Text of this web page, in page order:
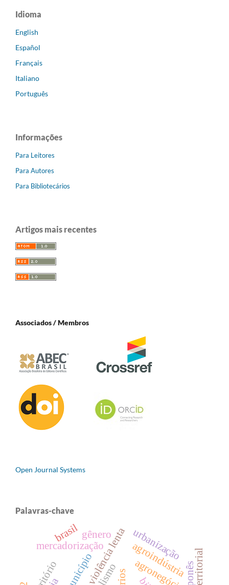
Idioma
English
Español
Français
Italiano
Português
Informações
Para Leitores
Para Autores
Para Bibliotecários
Artigos mais recentes
Associados / Membros
Open Journal Systems
Palavras-chave
município agronegócio
mercadorizaçãoviolência lentaagroindústria
gênero
brasil urbanização